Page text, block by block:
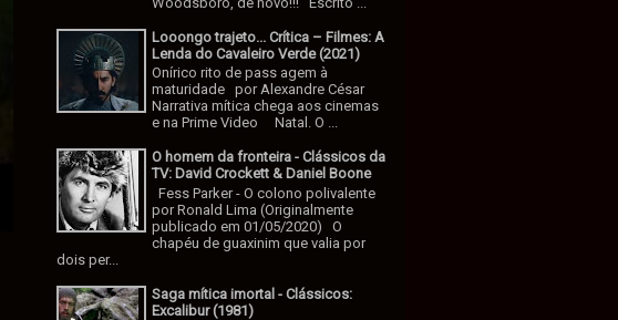
Looongo trajeto... Crítica – Filmes: A
Lenda do Cavaleiro Verde (2021)
Onírico rito de pass agem à
maturidade por Alexandre César
Narrativa mítica chega aos cinemas
e na Prime Video Natal. O ...
O homem da fronteira - Clássicos da
TV: David Crockett & Daniel Boone
Fess Parker - O colono polivalente
por Ronald Lima (Originalmente
publicado em 01/05/2020) O
chapéu de guaxinim que valia por
dois per...
Saga mítica imortal - Clássicos:
Excalibur (1981)